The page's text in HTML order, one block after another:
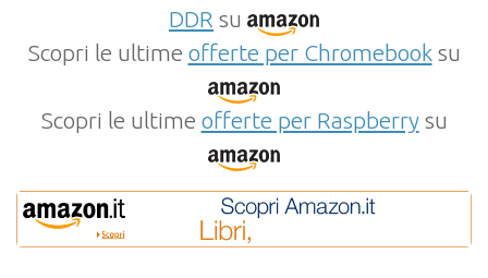
DDR su
Scopri le ultime offerte per Chromebooksu
Scopri le ultime offerte per Raspberrysu